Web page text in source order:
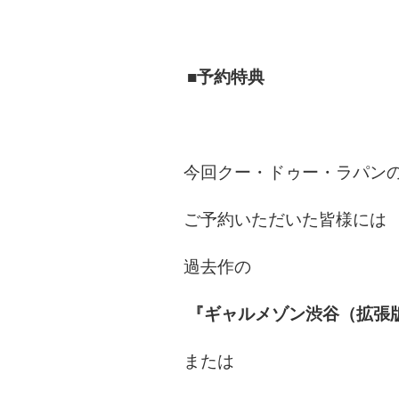
■予約特典
今回クー・ドゥー・ラパン
ご予約いただいた皆様には
過去作の
『ギャルメゾン渋谷（拡張
または